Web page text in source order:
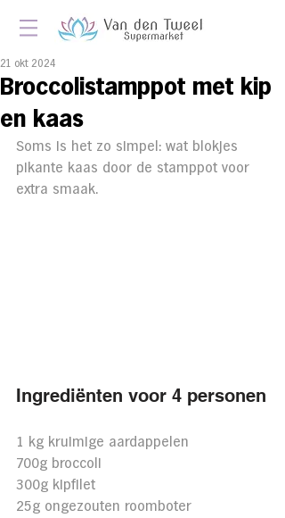
Broccolistamppot met kip
en kaas
21 okt 2024
Soms is het zo simpel: wat blokjes
pikante kaas door de stamppot voor
extra smaak.
Ingrediënten voor 4 personen
1 kg kruimige aardappelen
700g broccoli
300g kipfilet
25g ongezouten roomboter